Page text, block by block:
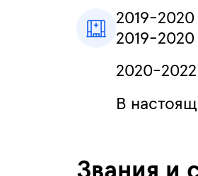
2019-
2019-
2020-
В